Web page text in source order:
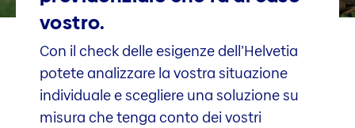
vostro.
Con il check delle esigenze dell’Helvetia
potete analizzare la vostra situazione
individuale e scegliere una soluzione su
misura che tenga conto dei vostri